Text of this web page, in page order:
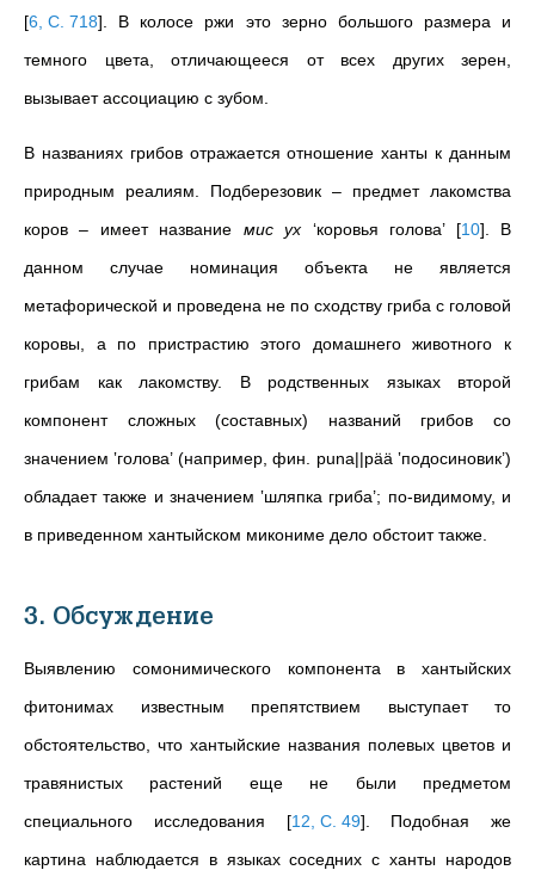
[6, С. 718] . В колосе ржи это зерно большого размера и
темного цвета, отличающееся от всех других зерен,
вызывает ассоциацию с зубом.
В названиях грибов отражается отношение ханты к данным
природным реалиям. Подберезовик – предмет лакомства
коров – имеет название мис ух ‘коровья голова’ [10] . В
данном случае номинация объекта не является
метафорической и проведена не по сходству гриба с головой
коровы, а по пристрастию этого домашнего животного к
грибам как лакомству. В родственных языках второй
компонент сложных (составных) названий грибов со
значением ‛голова’ (например, фин. puna||pää ‛подосиновик’)
обладает также и значением ‛шляпка гриба’; по-видимому, и
в приведенном хантыйском микониме дело обстоит также.
3. Обсуждение
Выявлению сомонимического компонента в хантыйских
фитонимах известным препятствием выступает то
обстоятельство, что хантыйские названия полевых цветов и
травянистых растений еще не были предметом
специального исследования [12, С. 49] . Подобная же
картина наблюдается в языках соседних с ханты народов